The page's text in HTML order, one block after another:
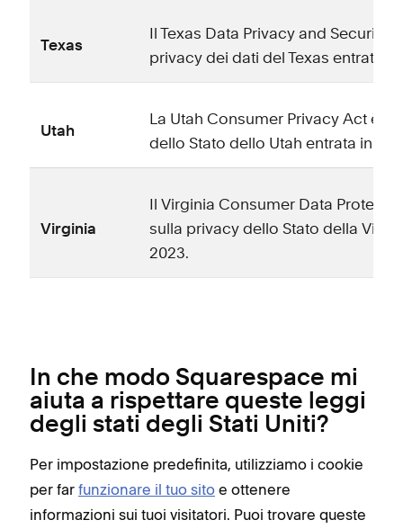
Texas
Il Texas Data Privacy and Security
privacy dei dati del Texas entrata in
Utah
La Utah Consumer Privacy Act è
dello Stato dello Utah entrata in
Virginia
Il Virginia Consumer Data
sulla privacy dello Stato della
2023.
In che modo Squarespace mi
aiuta a rispettare queste leggi
degli stati degli Stati Uniti?
Per impostazione predefinita, utilizziamo i cookie
per far funzionare il tuo sito e ottenere
informazioni sui tuoi visitatori. Puoi trovare queste